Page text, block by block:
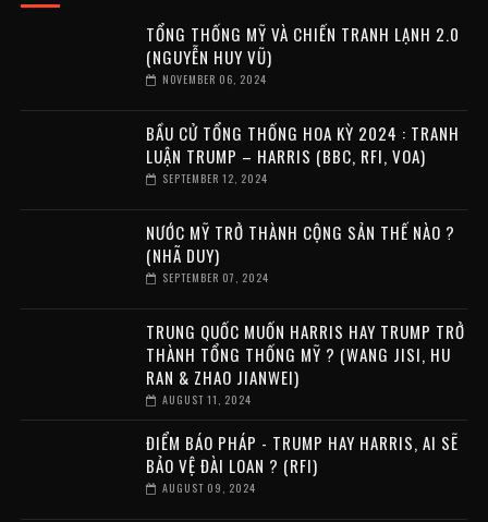
TỔNG THỐNG MỸ VÀ CHIẾN TRANH LẠNH 2.0
(NGUYỄN HUY VŨ)
NOVEMBER 06, 2024
BẦU CỬ TỔNG THỐNG HOA KỲ 2024 : TRANH
LUẬN TRUMP – HARRIS (BBC, RFI, VOA)
SEPTEMBER 12, 2024
NƯỚC MỸ TRỞ THÀNH CỘNG SẢN THẾ NÀO ?
(NHÃ DUY)
SEPTEMBER 07, 2024
TRUNG QUỐC MUỐN HARRIS HAY TRUMP TRỞ
THÀNH TỔNG THỐNG MỸ ? (WANG JISI, HU
RAN & ZHAO JIANWEI)
AUGUST 11, 2024
ĐIỂM BÁO PHÁP - TRUMP HAY HARRIS, AI SẼ
BẢO VỆ ĐÀI LOAN ? (RFI)
AUGUST 09, 2024